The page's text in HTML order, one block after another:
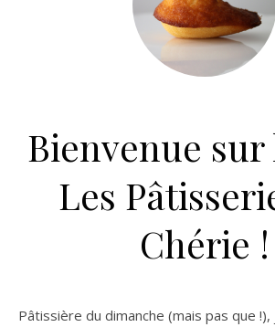
Bienvenue
Les
Chérie !
Pâtissière du dimanche (mais pas que